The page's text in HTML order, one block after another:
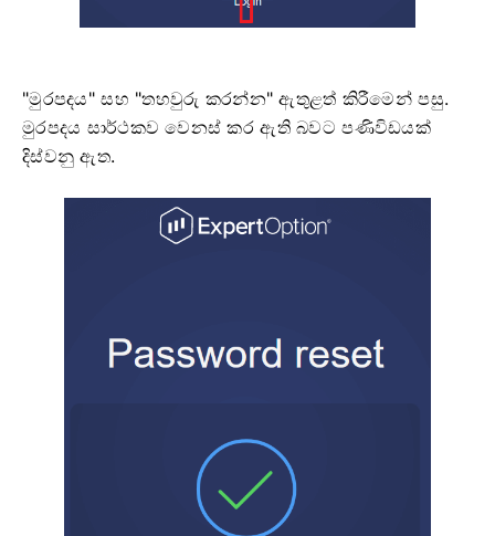
"මුරපදය" සහ "තහවුරු කරන්න" ඇතුළත් කිරීමෙන් පසු.
මුරපදය සාර්ථකව වෙනස් කර ඇති බවට පණිවිඩයක්
දිස්වනු ඇත.